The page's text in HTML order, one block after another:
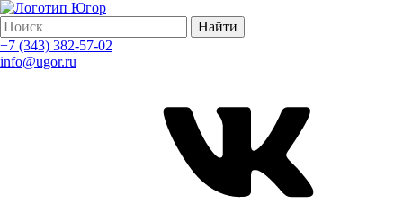
Найти
+7 (343) 382-57-02
info@ugor.ru